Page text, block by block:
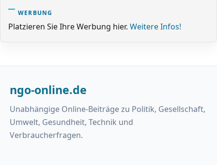
WERBUNG
Platzieren Sie Ihre Werbung hier. Weitere Infos!
ngo-online.de
Unabhängige Online-Beiträge zu Politik, Gesellschaft,
Umwelt, Gesundheit, Technik und
Verbraucherfragen.